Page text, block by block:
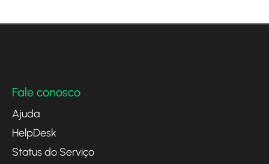
Fale conosco
Ajuda
HelpDesk
Status do Serviço